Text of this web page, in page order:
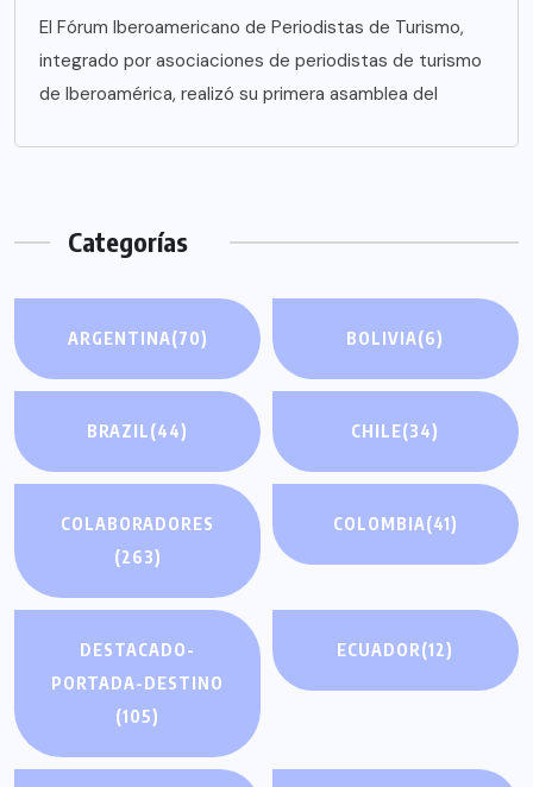
El Fórum Iberoamericano de Periodistas de Turismo,
integrado por asociaciones de periodistas de turismo
de Iberoamérica, realizó su primera asamblea del
Categorías
ARGENTINA(70) BOLIVIA(6)
BRAZIL(44) CHILE(34)
COLABORADORES
(263)
COLOMBIA(41)
DESTACADO-
PORTADA-DESTINO
(105)
ECUADOR(12)